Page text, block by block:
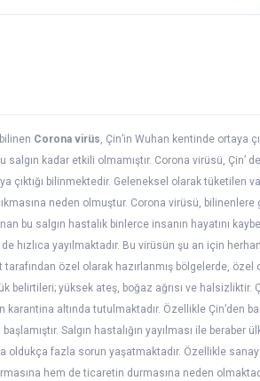
Corona virüs, Çin’in Wuhan kentinde ortaya
salgın kadar etkili olmamıştır. Corona virüsü, Çin’ de
bilinmektedir. Geleneksel olarak tüketilen
neden olmuştur. Corona virüsü, bilinenlere
bu salgın hastalık binlerce insanın hayatını
hızlıca yayılmaktadır. Bu virüsün şu an için
özel olarak hazırlanmış bölgelerde, özel
belirtileri; yüksek ateş, boğaz ağrısı ve halsizliktir.
altında tutulmaktadır. Özellikle Çin’den
Salgın hastalığın yayılması ile beraber
oldukça fazla sorun yaşatmaktadır. Özellikle
hem de ticaretin durmasına neden